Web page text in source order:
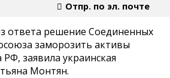
Отпр. по эл. почте
ответа решение Соединенных
заморозить активы
заявила украинская
Монтян.